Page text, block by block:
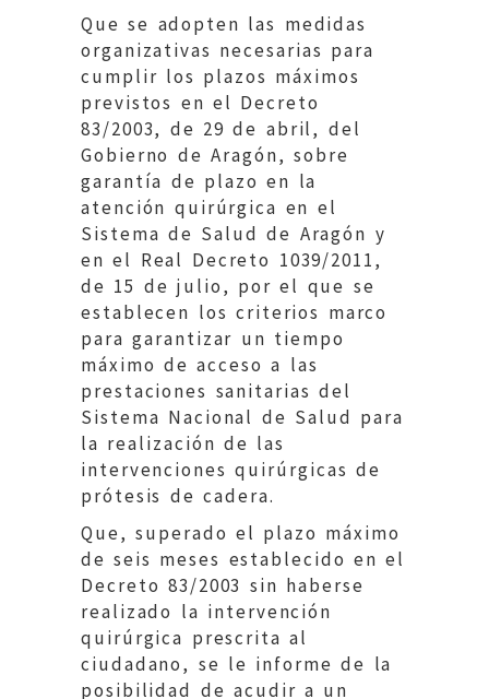
Que se adopten las medidas
organizativas necesarias para
cumplir los plazos máximos
previstos en el Decreto
83/2003, de 29 de abril, del
Gobierno de Aragón, sobre
garantía de plazo en la
atención quirúrgica en el
Sistema de Salud de Aragón y
en el Real Decreto 1039/2011,
de 15 de julio, por el que se
establecen los criterios marco
para garantizar un tiempo
máximo de acceso a las
prestaciones sanitarias del
Sistema Nacional de Salud para
la realización de las
intervenciones quirúrgicas de
prótesis de cadera.
Que, superado el plazo máximo
de seis meses establecido en el
Decreto 83/2003 sin haberse
realizado la intervención
quirúrgica prescrita al
ciudadano, se le informe de la
posibilidad de acudir a un